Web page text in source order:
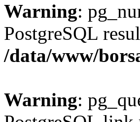
Warning:
PostgreSQL
/data/www/
Warning: